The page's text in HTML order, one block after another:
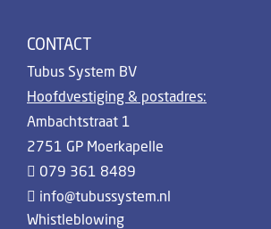
CONTACT
Tubus System BV
Hoofdvestiging & postadres:
Ambachtstraat 1
2751 GP Moerkapelle
079 361 8489
info@tubussystem.nl
Whistleblowing